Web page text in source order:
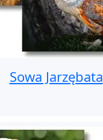
Sowa Jarzębata